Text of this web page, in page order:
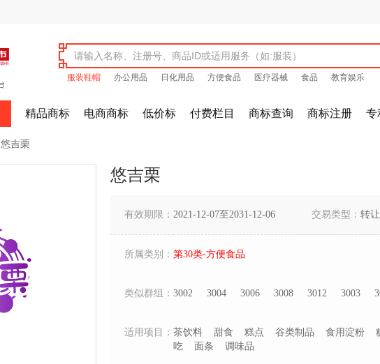
服装鞋帽 办公用品 日化用品 方便食品 医疗器械 食品 教育娱乐
精品商标 电商商标 低价标 付费栏目 商标查询 商标注册 专
悠吉栗
悠吉栗
有效期限： 2021-12-07至2031-12-06 交易类型： 转让
所属类别： 第30类-方便食品
类似群组： 3002 3004 3006 3008 3012 3003
适用项目： 茶饮料 甜食 糕点 谷类制品 食用淀粉
吃
面条 调味品